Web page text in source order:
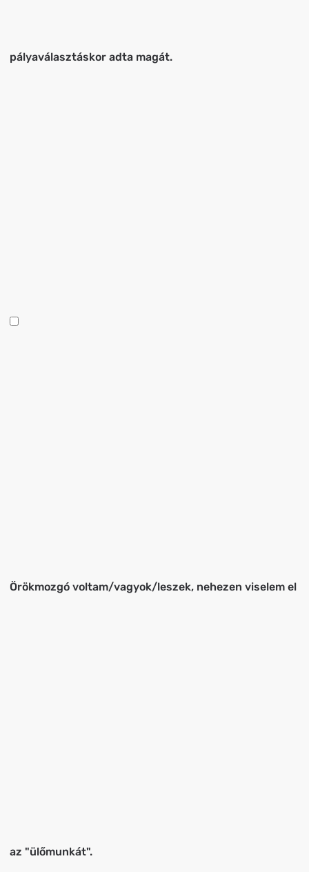
pályaválasztáskor adta magát.
Örökmozgó voltam/vagyok/leszek, nehezen viselem el
az "ülőmunkát".